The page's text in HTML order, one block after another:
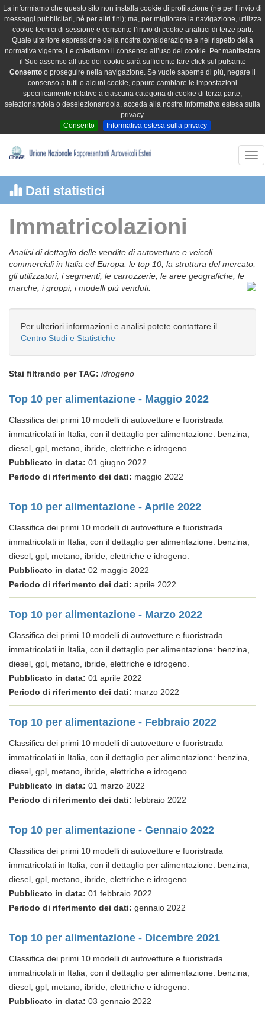
La informiamo che questo sito non installa cookie di profilazione (né per l’invio di
messaggi pubblicitari, né per altri fini); ma, per migliorare la navigazione, utilizza
cookie tecnici di sessione e consente l’invio di cookie analitici di terze parti.
Quale ulteriore espressione della nostra considerazione e nel rispetto della
normativa vigente, Le chiediamo il consenso all’uso dei cookie. Per manifestare
il Suo assenso all’uso dei cookie sarà sufficiente fare click sul pulsante
Consento o proseguire nella navigazione. Se vuole saperne di più, negare il
consenso a tutti o alcuni cookie, oppure cambiare le impostazioni
specificamente relative a ciascuna categoria di cookie di terza parte,
selezionandola o deselezionandola, acceda alla nostra Informativa estesa sulla
privacy.
Consento
Informativa estesa sulla privacy
Dati statistici
Immatricolazioni
Analisi di dettaglio delle vendite di autovetture e veicoli
commerciali in Italia ed Europa: le top 10, la struttura del mercato,
gli utilizzatori, i segmenti, le carrozzerie, le aree geografiche, le
marche, i gruppi, i modelli più venduti.
Per ulteriori informazioni e analisi potete contattare il
Centro Studi e Statistiche
Stai filtrando per TAG: idrogeno
Top 10 per alimentazione - Maggio 2022
Classifica dei primi 10 modelli di autovetture e fuoristrada
immatricolati in Italia, con il dettaglio per alimentazione: benzina,
diesel, gpl, metano, ibride, elettriche e idrogeno.
Pubblicato in data: 01 giugno 2022
Periodo di riferimento dei dati: maggio 2022
Top 10 per alimentazione - Aprile 2022
Classifica dei primi 10 modelli di autovetture e fuoristrada
immatricolati in Italia, con il dettaglio per alimentazione: benzina,
diesel, gpl, metano, ibride, elettriche e idrogeno.
Pubblicato in data: 02 maggio 2022
Periodo di riferimento dei dati: aprile 2022
Top 10 per alimentazione - Marzo 2022
Classifica dei primi 10 modelli di autovetture e fuoristrada
immatricolati in Italia, con il dettaglio per alimentazione: benzina,
diesel, gpl, metano, ibride, elettriche e idrogeno.
Pubblicato in data: 01 aprile 2022
Periodo di riferimento dei dati: marzo 2022
Top 10 per alimentazione - Febbraio 2022
Classifica dei primi 10 modelli di autovetture e fuoristrada
immatricolati in Italia, con il dettaglio per alimentazione: benzina,
diesel, gpl, metano, ibride, elettriche e idrogeno.
Pubblicato in data: 01 marzo 2022
Periodo di riferimento dei dati: febbraio 2022
Top 10 per alimentazione - Gennaio 2022
Classifica dei primi 10 modelli di autovetture e fuoristrada
immatricolati in Italia, con il dettaglio per alimentazione: benzina,
diesel, gpl, metano, ibride, elettriche e idrogeno.
Pubblicato in data: 01 febbraio 2022
Periodo di riferimento dei dati: gennaio 2022
Top 10 per alimentazione - Dicembre 2021
Classifica dei primi 10 modelli di autovetture e fuoristrada
immatricolati in Italia, con il dettaglio per alimentazione: benzina,
diesel, gpl, metano, ibride, elettriche e idrogeno.
Pubblicato in data: 03 gennaio 2022